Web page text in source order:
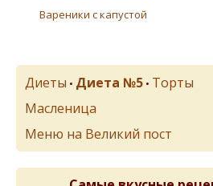
Вареники с капустой
Диеты • Диета №5 • Торты
Масленица
Меню на Великий пост